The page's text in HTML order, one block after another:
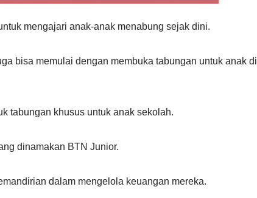
mengajari anak-anak menabung sejak dini.
bisa memulai dengan membuka tabungan untuk anak di
tabungan khusus untuk anak sekolah.
dinamakan BTN Junior.
dalam mengelola keuangan mereka.